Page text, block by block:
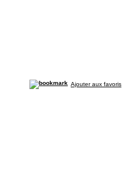
Ajouter aux favoris